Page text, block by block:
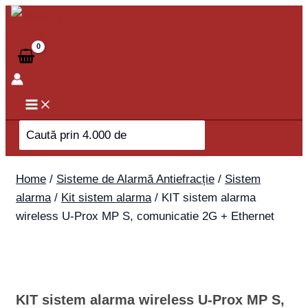
Skip
content
Search
for:
Home / Sisteme de Alarmă Antiefracție / Sistem
alarma/ Kit sistem alarma/ KIT sistem alarma
wireless U-Prox MP S, comunicatie 2G + Ethernet
KIT sistem alarma wireless U-Prox MP S,